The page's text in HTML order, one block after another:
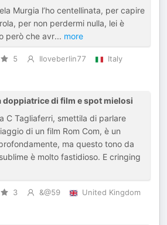
Murgia l’ho centellinata, per capire
per non perdermi nulla, lei è
però che avr... more
5 Iloveberlin77
Italy
doppiatrice di film e spot mielosi
C Tagliaferri, smettila di parlare
di un film Rom Com, è un
ma questo tono da
è molto fastidioso. E cringing
3 &@59
United Kingdom